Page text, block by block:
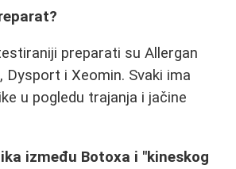
preparati su Allergan
Dysport i Xeomin. Svaki ima
u pogledu trajanja i jačine
između Botoxa i "kineskog